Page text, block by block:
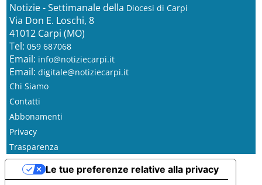
Notizie - Settimanale della Diocesi di Carpi
Via Don E. Loschi, 8
41012 Carpi (MO)
Tel: 059 687068
Email: info@notiziecarpi.it
Email: digitale@notiziecarpi.it
Chi Siamo
Contatti
Abbonamenti
Privacy
Trasparenza
Le tue preferenze relative alla privacy